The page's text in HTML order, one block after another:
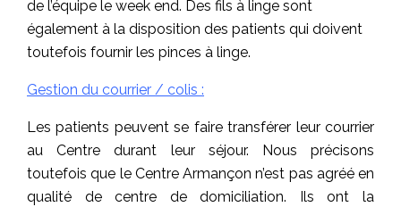
- Vie au quotidien
de l’équipe le week end. Des fils à linge sont
également à la disposition des patients qui doivent
toutefois fournir les pinces à linge.
Gestion du courrier / colis :
Les patients peuvent se faire transférer leur courrier
au Centre durant leur séjour. Nous précisons
toutefois que le Centre Armançon n’est pas agréé en
qualité de centre de domiciliation. Ils ont la